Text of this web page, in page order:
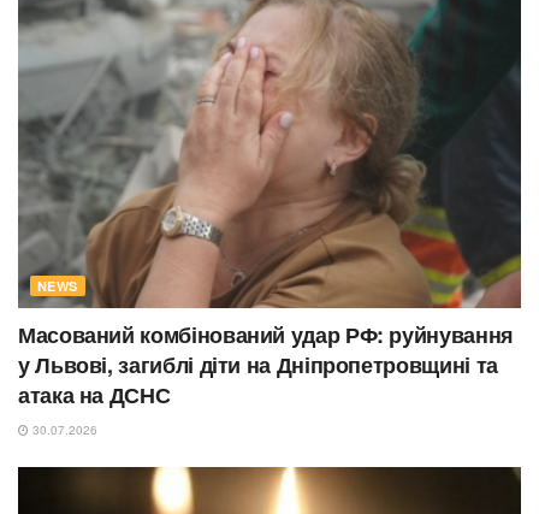
NEWS
Масований комбінований удар РФ: руйнування
у Львові, загиблі діти на Дніпропетровщині та
атака на ДСНС
30.07.2026